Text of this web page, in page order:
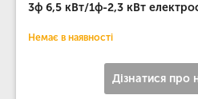
3ф 6,5 кВт/1ф-2,3 кВт
Немає в наявності
Дізнатися про